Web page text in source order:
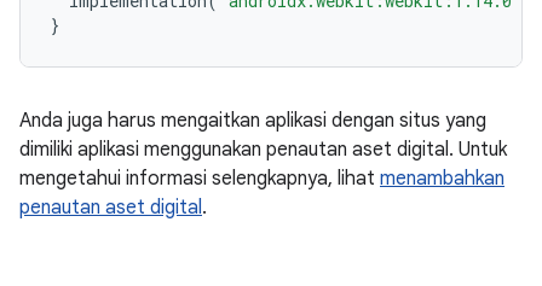
}
Anda juga harus mengaitkan aplikasi dengan situs yang
dimiliki aplikasi menggunakan penautan aset digital. Untuk
mengetahui informasi selengkapnya, lihat menambahkan
penautan aset digital.